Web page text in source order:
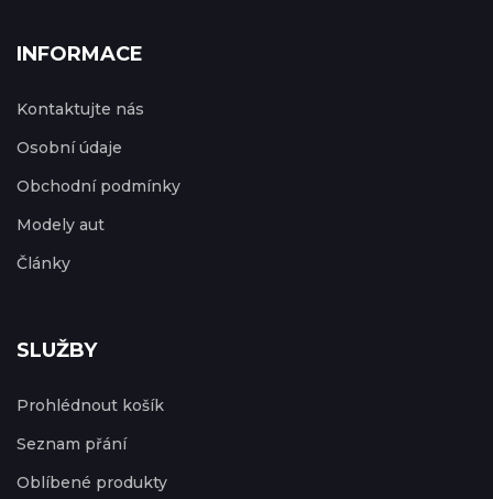
INFORMACE
Kontaktujte nás
Osobní údaje
Obchodní podmínky
Modely aut
Články
SLUŽBY
Prohlédnout košík
Seznam přání
Oblíbené produkty